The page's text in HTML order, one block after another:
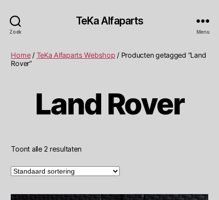
Zoek
TeKa Alfaparts
Menu
Home/ TeKa Alfaparts Webshop / Producten getagged “Land
Rover”
Land Rover
Toont alle 2 resultaten